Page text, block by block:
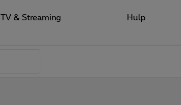
TV & Streaming Hulp